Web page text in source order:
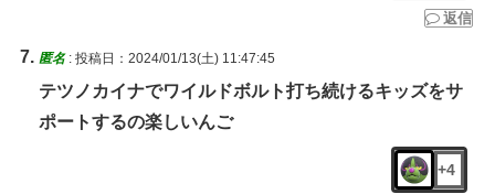
返信
匿名: 投稿日：2024/01/13(土) 11:47:45
テツノカイナでワイルドボルト打ち続けるキッズをサ
ポートするの楽しいんご
+4